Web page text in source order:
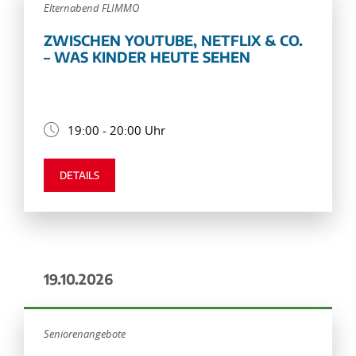
Elternabend FLIMMO
ZWISCHEN YOUTUBE, NETFLIX & CO.
– WAS KINDER HEUTE SEHEN
19:00 - 20:00 Uhr
DETAILS
19.10.2026
Seniorenangebote